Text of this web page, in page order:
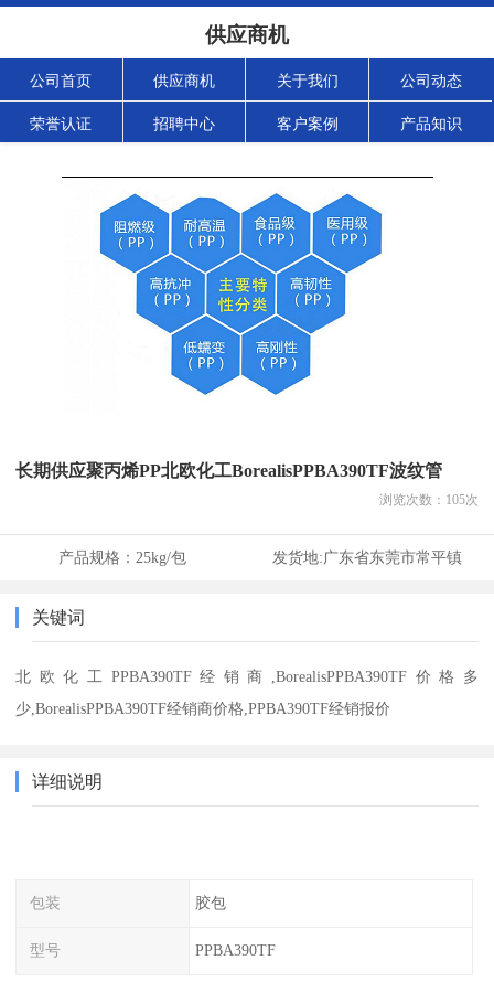
供应商机
公司首页 供应商机 关于我们 公司动态
荣誉认证 招聘中心 客户案例 产品知识
长期供应聚丙烯PP北欧化工BorealisPPBA390TF波纹管
浏览次数： 105次
产品规格： 25kg/包 发货地:广东省东莞市常平镇
关键词
北欧化工PPBA390TF经销商,BorealisPPBA390TF价格多
少,BorealisPPBA390TF经销商价格,PPBA390TF经销报价
详细说明
包装 胶包
型号 PPBA390TF